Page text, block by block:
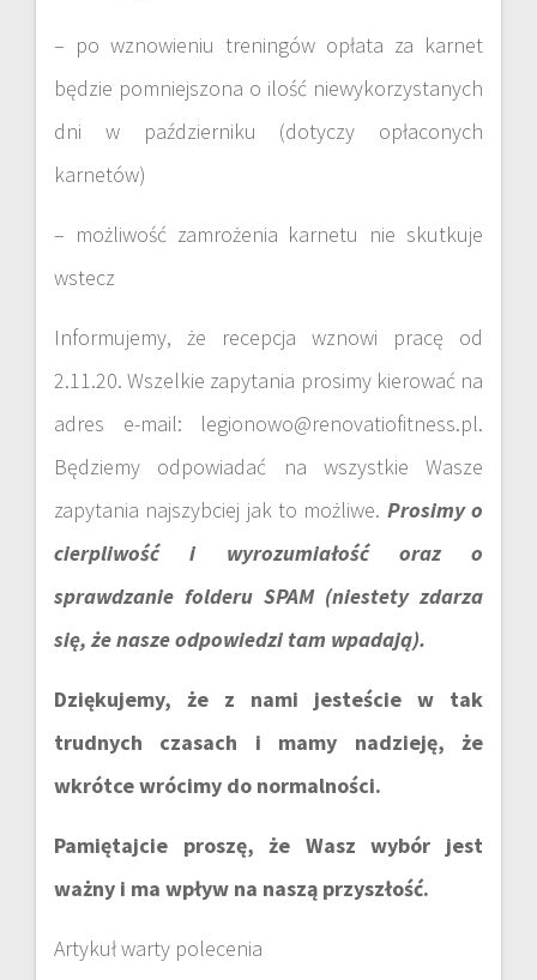
– po wznowieniu treningów opłata za karnet
będzie pomniejszona o ilość niewykorzystanych
dni w październiku (dotyczy opłaconych
karnetów)
– możliwość zamrożenia karnetu nie skutkuje
wstecz
Informujemy, że recepcja wznowi pracę od
2.11.20. Wszelkie zapytania prosimy kierować na
adres e-mail: legionowo@renovatiofitness.pl.
Będziemy odpowiadać na wszystkie Wasze
zapytania najszybciej jak to możliwe. Prosimy o
cierpliwość i wyrozumiałość oraz o
sprawdzanie folderu SPAM (niestety zdarza
się, że nasze odpowiedzi tam wpadają).
Dziękujemy, że z nami jesteście w tak
trudnych czasach i mamy nadzieję, że
wkrótce wrócimy do normalności.
Pamiętajcie proszę, że Wasz wybór jest
ważny i ma wpływ na naszą przyszłość.
Artykuł warty polecenia